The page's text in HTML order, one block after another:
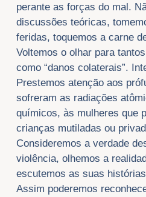
perante as forças do mal.
discussões teóricas,
feridas, toquemos a carne
Voltemos o olhar para
como “danos colaterais”.
Prestemos atenção aos
sofreram as radiações
químicos, às mulheres que
crianças mutiladas ou
Consideremos a verdade
violência, olhemos a
escutemos as suas
Assim poderemos